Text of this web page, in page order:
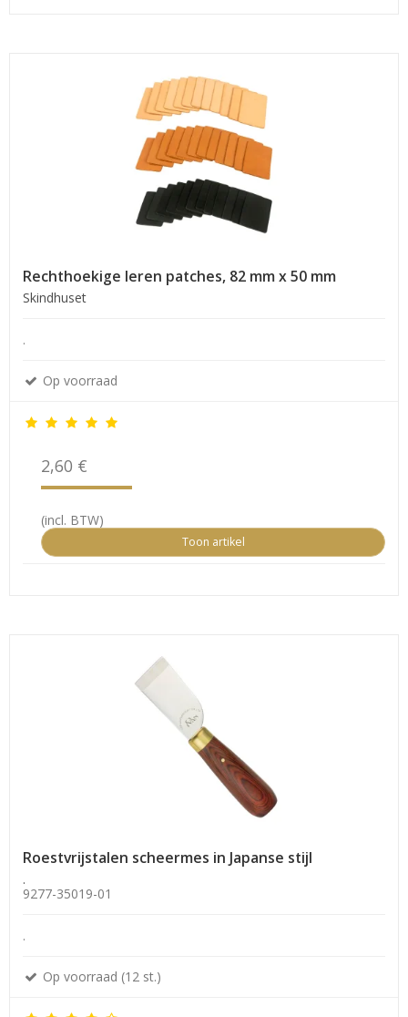
Rechthoekige leren patches, 82 mm x 50 mm
Skindhuset
.
Op voorraad
2,60 €
(incl. BTW)
Toon artikel
Roestvrijstalen scheermes in Japanse stijl
.
9277-35019-01
.
Op voorraad (12 st.)